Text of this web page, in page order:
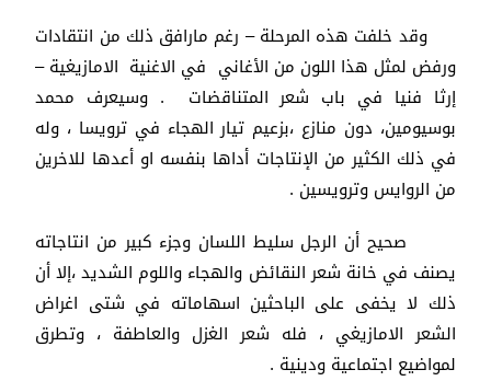
وقد خلفت هذه المرحلة – رغم مارافق ذلك من انتقادات
ورفض لمثل هذا اللون من الأغاني في الاغنية الامازيغية –
إرثا فنيا في باب شعر المتناقضات . وسيعرف محمد
بوسيومين، دون منازع ،بزعيم تيار الهجاء في ترويسا ، وله
في ذلك الكثير من الإنتاجات أداها بنفسه او أعدها للاخرين
من الروايس وترويسين .
صحيح أن الرجل سليط اللسان وجزء كبير من انتاجاته
يصنف في خانة شعر النقائض والهجاء واللوم الشديد ،إلا أن
ذلك لا يخفى على الباحثين اسهاماته في شتى اغراض
الشعر الامازيغي ، فله شعر الغزل والعاطفة ، وتطرق
لمواضيع اجتماعية ودينية .